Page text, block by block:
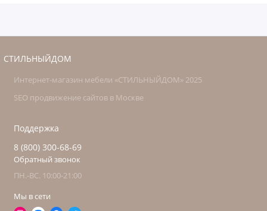
СТИЛЬНЫЙДОМ
Интернет-магазин мебели «СТИЛЬНЫЙДОМ» 2025
SEO продвижение сайтов в Москве
Поддержка
8 (800) 300-68-69
Обратный звонок
ПН.-ВС. 10:00-21:00
Мы в сети